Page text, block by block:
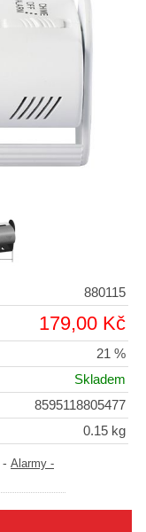
880115
179,00 Kč
21 %
Skladem
8595118805477
0.15 kg
- Alarmy -